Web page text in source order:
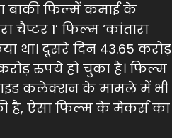
बाकी फिल्में कमाई के
1’ फिल्म ‘कांतारा
था। दूसरे दिन 43.65 करोड़
रुपये हो चुका है। फिल्म
कलेक्शन के मामले में भी
है, ऐसा फिल्म के मेकर्स का